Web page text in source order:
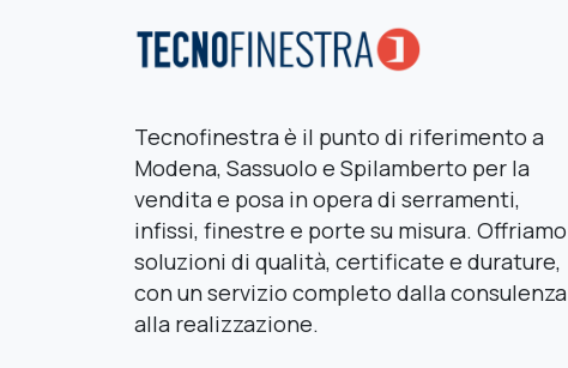
Tecnofinestra è il punto di riferimento a
Modena, Sassuolo e Spilamberto per la
vendita e posa in opera di serramenti,
infissi, finestre e porte su misura. Offriamo
soluzioni di qualità, certificate e durature,
con un servizio completo dalla consulenza
alla realizzazione.